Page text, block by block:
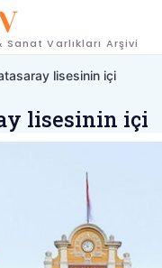
Varlıkları Arşivi
lisesinin içi
lisesinin içi